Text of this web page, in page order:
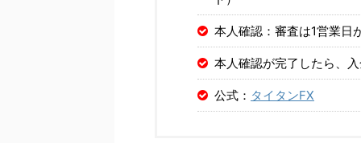
本人確認：審査は1営業日
本人確認が完了したら、
公式： タイタンFX